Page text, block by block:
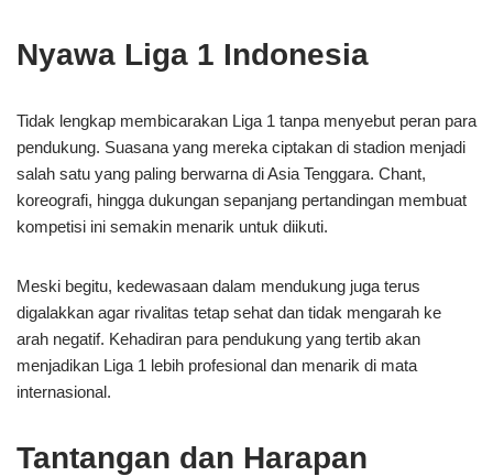
Nyawa Liga 1 Indonesia
Tidak lengkap membicarakan Liga 1 tanpa menyebut peran para
pendukung. Suasana yang mereka ciptakan di stadion menjadi
salah satu yang paling berwarna di Asia Tenggara. Chant,
koreografi, hingga dukungan sepanjang pertandingan membuat
kompetisi ini semakin menarik untuk diikuti.
Meski begitu, kedewasaan dalam mendukung juga terus
digalakkan agar rivalitas tetap sehat dan tidak mengarah ke
arah negatif. Kehadiran para pendukung yang tertib akan
menjadikan Liga 1 lebih profesional dan menarik di mata
internasional.
Tantangan dan Harapan